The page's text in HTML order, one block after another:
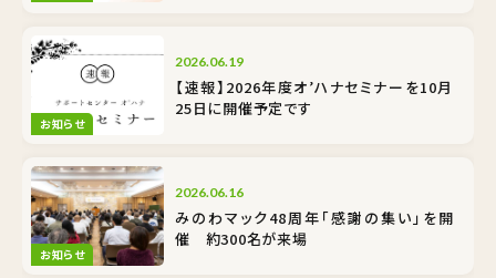
お知らせ
2026.06.19
【速報】2026年度オ’ハナセミナーを10月
25日に開催予定です
お知らせ
2026.06.16
みのわマック48周年「感謝の集い」を開
催 約300名が来場